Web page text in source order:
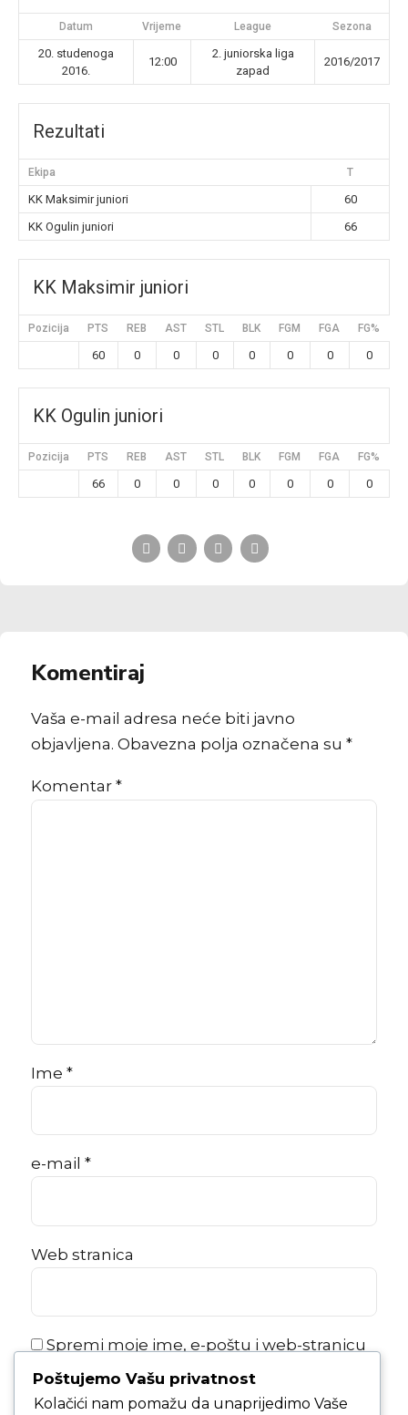
Datum Vrijeme League Sezona
20. studenoga
2016.
12:00
2. juniorska liga
zapad
2016/2017
Rezultati
Ekipa T
KK Maksimir juniori
60
KK Ogulin juniori
66
KK Maksimir juniori
Pozicija PTS REB AST STL BLK FGM FGA FG%
60 0 0 0 0 0 0 0
KK Ogulin juniori
Pozicija PTS REB AST STL BLK FGM FGA FG%
66 0 0 0 0 0 0 0
Komentiraj
Vaša e-mail adresa neće biti javno
objavljena. Obavezna polja označena su *
Komentar *
Ime *
e-mail *
Web stranica
Spremi moje ime, e-poštu i web-stranicu
u ovom internet pregledniku za sljedeći
put kada budem komentirao.
Poštujemo Vašu privatnost
Kolačići nam pomažu da unaprijedimo Vaše